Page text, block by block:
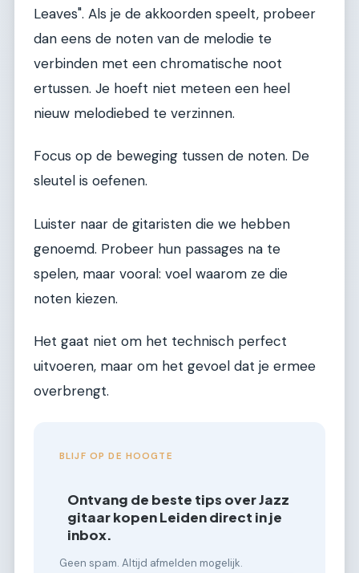
Leaves". Als je de akkoorden speelt, probeer
dan eens de noten van de melodie te
verbinden met een chromatische noot
ertussen. Je hoeft niet meteen een heel
nieuw melodiebed te verzinnen.
Focus op de beweging tussen de noten. De
sleutel is oefenen.
Luister naar de gitaristen die we hebben
genoemd. Probeer hun passages na te
spelen, maar vooral: voel waarom ze die
noten kiezen.
Het gaat niet om het technisch perfect
uitvoeren, maar om het gevoel dat je ermee
overbrengt.
BLIJF OP DE HOOGTE
Ontvang de beste tips over Jazz
gitaar kopen Leiden direct in je
inbox.
Geen spam. Altijd afmelden mogelijk.